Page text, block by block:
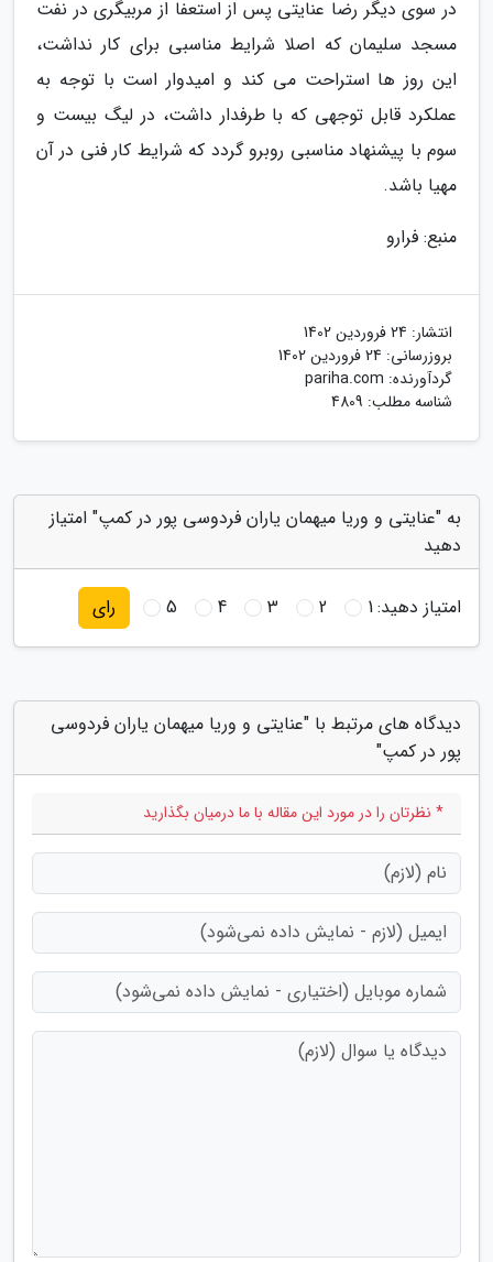
در سوی دیگر رضا عنایتی پس از استعفا از مربیگری در نفت
مسجد سلیمان که اصلا شرایط مناسبی برای کار نداشت،
این روز ها استراحت می کند و امیدوار است با توجه به
عملکرد قابل توجهی که با طرفدار داشت، در لیگ بیست و
سوم با پیشنهاد مناسبی روبرو گردد که شرایط کار فنی در آن
مهیا باشد.
منبع: فرارو
انتشار: 24 فروردین 1402
بروزرسانی: 24 فروردین 1402
گردآورنده: pariha.com
شناسه مطلب: 4809
به "عنایتی و وریا میهمان یاران فردوسی پور در کمپ" امتیاز
دهید
امتیاز دهید:1
2
3
4
5 رای
دیدگاه های مرتبط با "عنایتی و وریا میهمان یاران فردوسی
پور در کمپ"
* نظرتان را در مورد این مقاله با ما درمیان بگذارید